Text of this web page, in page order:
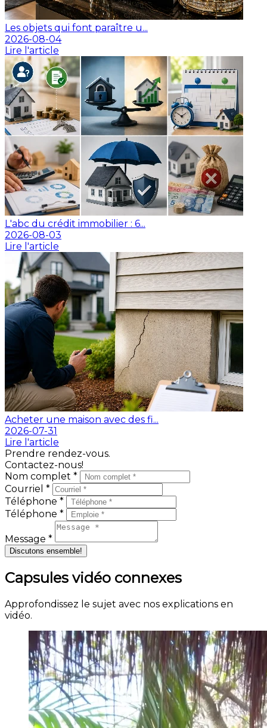
Les objets qui font paraître u...
2026-08-04
Lire l'article
L'abc du crédit immobilier : 6...
2026-08-03
Lire l'article
Acheter une maison avec des fi...
2026-07-31
Lire l'article
Prendre rendez-vous.
Contactez-nous!
Nom complet *
Courriel *
Téléphone *
Téléphone *
Message *
Discutons ensemble!
Capsules vidéo connexes
Approfondissez le sujet avec nos explications en
vidéo.